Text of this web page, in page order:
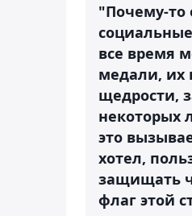
"Почему-то
все время
медали, их
щедрости,
некоторых
это
хотел,
защищать
флаг этой